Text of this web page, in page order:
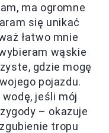
ma ogromne
się unikać
łatwo mnie
wąskie
gdzie mogę
pojazdu.
jeśli mój
– okazuje
tropu